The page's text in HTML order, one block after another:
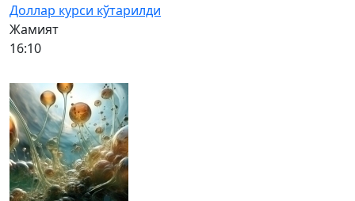
Доллар курси кўтарилди
Жамият
16:10